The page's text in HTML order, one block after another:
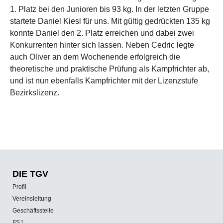
1. Platz bei den Junioren bis 93 kg. In der letzten Gruppe
startete Daniel Kiesl für uns. Mit gültig gedrückten 135 kg
konnte Daniel den 2. Platz erreichen und dabei zwei
Konkurrenten hinter sich lassen. Neben Cedric legte
auch Oliver an dem Wochenende erfolgreich die
theoretische und praktische Prüfung als Kampfrichter ab,
und ist nun ebenfalls Kampfrichter mit der Lizenzstufe
Bezirkslizenz.
DIE TGV
Profil
Vereinsleitung
Geschäftsstelle